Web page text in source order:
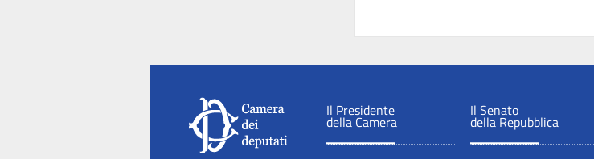
Il Presidente
della Camera
Il Senato
della Repubblica